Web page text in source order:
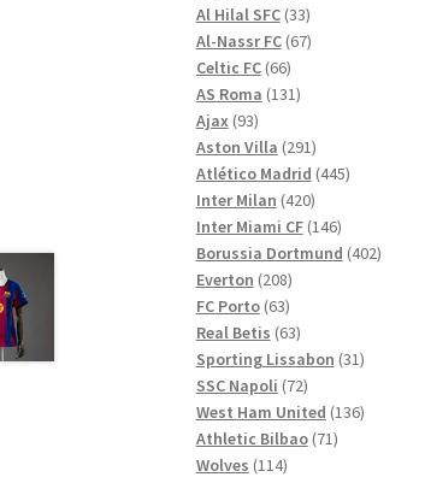
produkter
Al Hilal SFC 3333
produkter
Al-Nassr FC 6767
Celtic FC 6666
produkter
AS Roma 131131
Ajax 9393
produkter
Aston Villa 291291
produkter
Atlético Madrid 445445
Inter Milan 420420
produkter
Inter Miami CF 146146
produkter
Borussia Dortmund 402402
Everton 208208
produkter
FC Porto 6363
produkter
Real Betis 6363
produkter
Sporting Lissabon 3131
SSC Napoli 7272
produkter
West Ham United 136136
Athletic Bilbao 7171
Wolves 114114